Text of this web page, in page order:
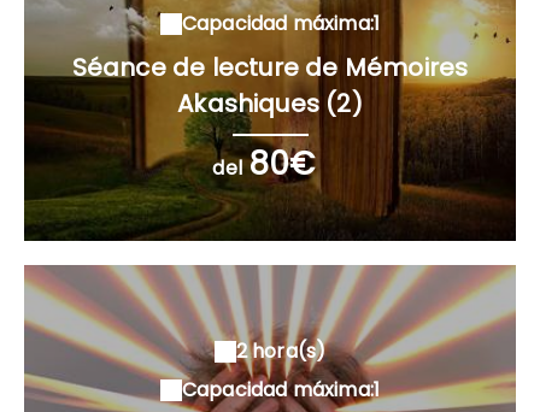
Capacidad máxima:1
Séance de lecture de Mémoires
Akashiques (2)
del80€
2 hora(s)
Capacidad máxima:1